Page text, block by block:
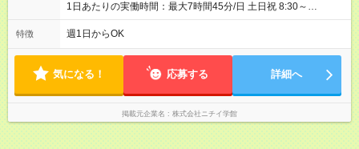
1日あたりの実働時間：最大7時間45分/日 土日祝 8:30～
17:15（休憩60分） 8:30～17:00（休憩60分） ※勤務日は相談に
応じます ※就業前研修・キャリアアップ研修は、ニチイ学館静
特徴 週1日からOK
気になる！ 応募する 詳細へ
掲載元企業名 株式会社ニチイ学館